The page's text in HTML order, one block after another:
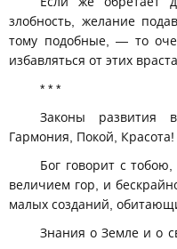
злобность, желание
тому подобные, — то
избавляться от этих
* * *
Законы развития
Гармония, Покой, Красота!
Бог говорит с
величием гор, и
малых созданий,
Знания о Земле и о